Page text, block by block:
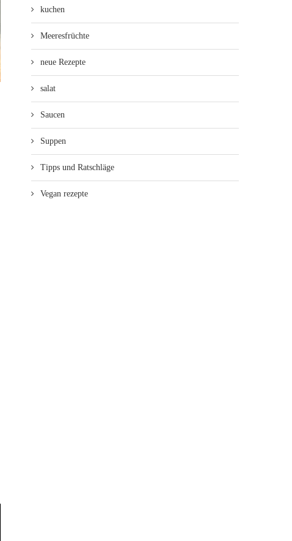
kuchen
Meeresfrüchte
neue Rezepte
salat
Saucen
Suppen
Tipps und Ratschläge
Vegan rezepte